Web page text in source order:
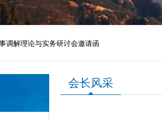
西省中小企业发展促进会2026年劳动节放假通知
调解理论与实务研讨会邀请函
互通聚合力 精准对接促共赢 | 诚邀莅临
商学院 · 企业家读书会第二期邀请函
省中小企业发展促进会2026年劳动节放假通知
省中小企业发展促进会财税专业委员会成立大会
会长风采